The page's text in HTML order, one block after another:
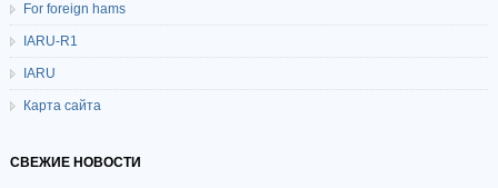
For foreign hams
IARU-R1
IARU
Карта сайта
СВЕЖИЕ НОВОСТИ